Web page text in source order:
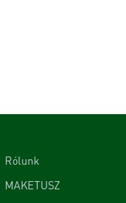
Rólunk
MAKETUSZ